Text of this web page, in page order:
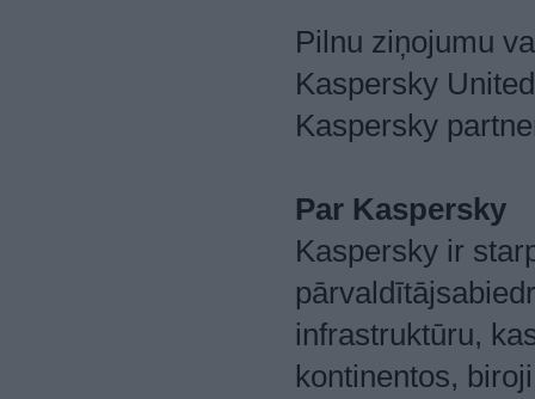
Pilnu ziņojumu
Kaspersky
Kaspersky
Par Kaspersky
Kaspersky ir
infrastruktūru,
kontinentos,